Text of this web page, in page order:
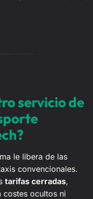
servicio de
le libera de las
convencionales.
tarifas cerradas,
costes ocultos ni